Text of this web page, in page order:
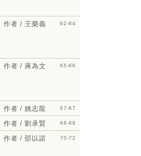
作者 / 王榮義 62-64
作者 / 蔣為文 65-66
作者 / 姚志龍 67-67
作者 / 劉承賢 68-68
作者 / 邵以諾 70-72